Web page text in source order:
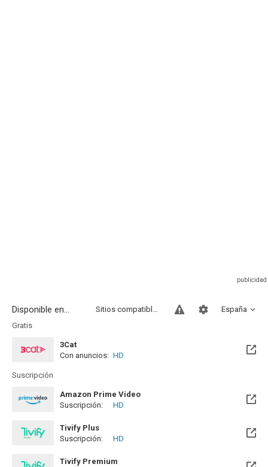
Disponible en... España
Sitios compatibles
Gratis
3Cat
Disponible hasta el Jue, 01 Jul 2027 (Quedan 10 meses)
Con anuncios: HD
Suscripción
Amazon Prime Video
Suscripción:
HD
Tivify Plus
Disponible hasta el Mié, 22 Mar 2028 (Queda 1 año)
Suscripción: HD
Tivify Premium